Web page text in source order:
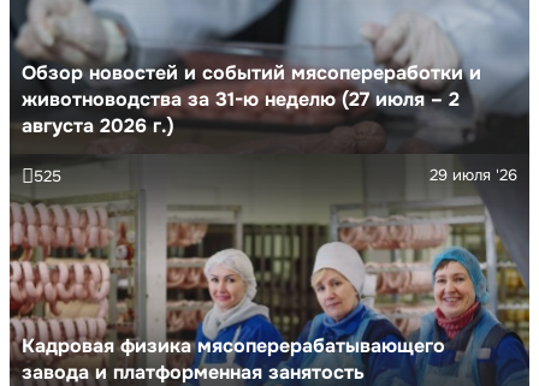
Обзор новостей и событий мясопереработки и
животноводства за 31-ю неделю (27 июля – 2
августа 2026 г.)
Кадровая физика мясоперерабатывающего
завода и платформенная занятость
29 июля '26
525